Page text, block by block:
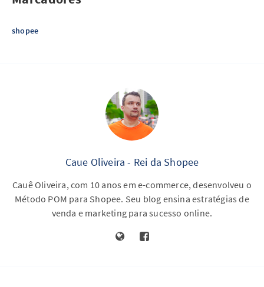
shopee
Caue Oliveira - Rei da Shopee
Cauê Oliveira, com 10 anos em e-commerce, desenvolveu o
Método POM para Shopee. Seu blog ensina estratégias de
venda e marketing para sucesso online.